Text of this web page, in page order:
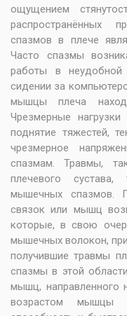
ощущением
распространённых
спазмов в плече
Часто спазмы
работы в неудобной
сидении за
мышцы плеча
Чрезмерные
поднятие тяжестей,
чрезмерное
спазмам. Травмы,
плечевого
мышечных спазмов.
связок или мышц
которые, в свою
мышечных волокон,
получившие травмы
спазмы в этой
мышц, направленного
возрастом мышцы